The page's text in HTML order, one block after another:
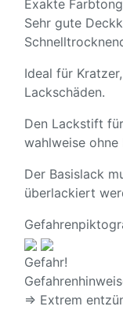
Exakte
Sehr gute
Ideal für
Lackschäden.
Den Lackstift für
wahlweise
Der Basislack
überlackiert
Gefahr!
⇒ Extrem